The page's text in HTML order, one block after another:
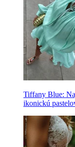
Tiffany Blue:
ikonickú